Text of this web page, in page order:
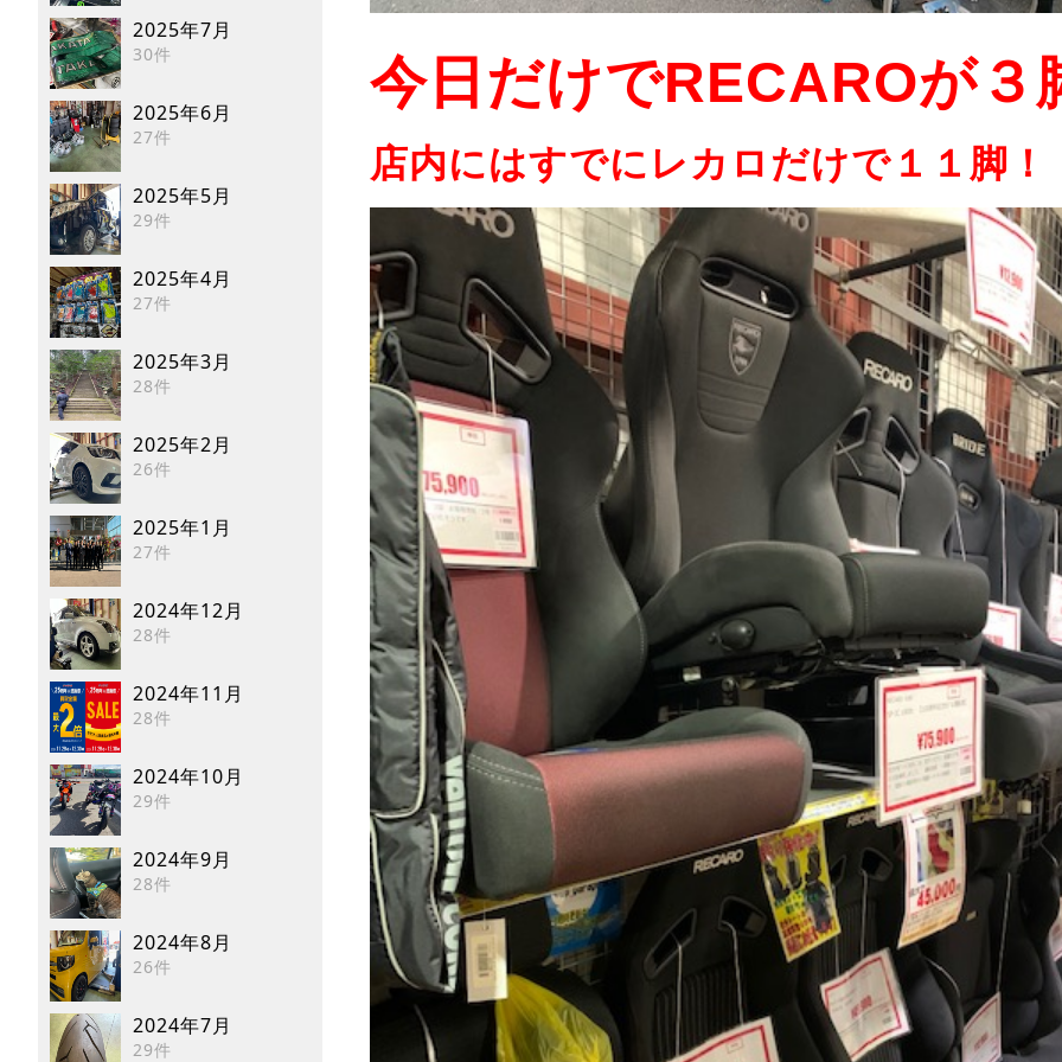
2025年7月
30件
2025年6月
27件
2025年5月
29件
2025年4月
27件
2025年3月
28件
2025年2月
26件
2025年1月
27件
2024年12月
28件
2024年11月
28件
2024年10月
29件
2024年9月
28件
2024年8月
26件
2024年7月
29件
今日だけでRECAROが３
店内にはすでにレカロだけで１１脚！